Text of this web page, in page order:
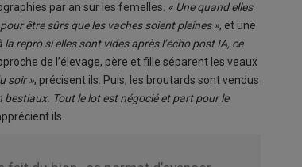
par an sur les femelles. « Une quand elles
être sûrs que les vaches soient pleines », et une
repro si elles sont vides après l’écho post IA, ce
de l’élevage, père et fille séparent les veaux
soir », précisent ils. Puis, les broutards sont vendus
Tout le lot est négocié et part pour le
ils.